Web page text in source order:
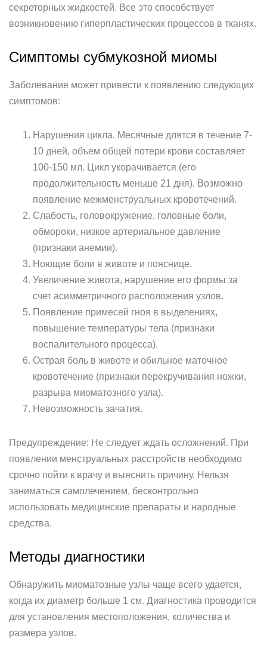
секреторных жидкостей. Все это способствует
возникновению гиперпластических процессов в тканях.
Симптомы субмукозной миомы
Заболевание может привести к появлению следующих
симптомов:
Нарушения цикла. Месячные длятся в течение 7-
10 дней, объем общей потери крови составляет
100-150 мл. Цикл укорачивается (его
продолжительность меньше 21 дня). Возможно
появление межменструальных кровотечений.
Слабость, головокружение, головные боли,
обмороки, низкое артериальное давление
(признаки анемии).
Ноющие боли в животе и пояснице.
Увеличение живота, нарушение его формы за
счет асимметричного расположения узлов.
Появление примесей гноя в выделениях,
повышение температуры тела (признаки
воспалительного процесса).
Острая боль в животе и обильное маточное
кровотечение (признаки перекручивания ножки,
разрыва миоматозного узла).
Невозможность зачатия.
Предупреждение: Не следует ждать осложнений. При
появлении менструальных расстройств необходимо
срочно пойти к врачу и выяснить причину. Нельзя
заниматься самолечением, бесконтрольно
использовать медицинские препараты и народные
средства.
Методы диагностики
Обнаружить миоматозные узлы чаще всего удается,
когда их диаметр больше 1 см. Диагностика проводится
для установления местоположения, количества и
размера узлов.